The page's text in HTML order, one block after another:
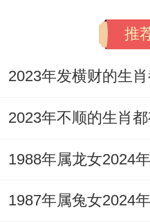
解是非，增进人际与
是否有创业或转换
有领域已无发展空
地或跨行业的新契
状不满而盲目投入
推